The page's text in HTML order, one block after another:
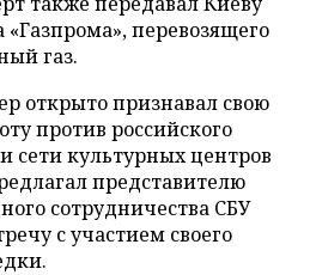
перевозящего
газ.
открыто признавал свою
против российского
сети культурных центров
представителю
сотрудничества СБУ
с участием своего